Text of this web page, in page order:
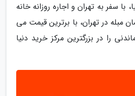
با سفر به تهران و اجاره روزانه خانه
مبله در تهران، با برترین قیمت می
را در بزرگترین مرکز خرید دنیا